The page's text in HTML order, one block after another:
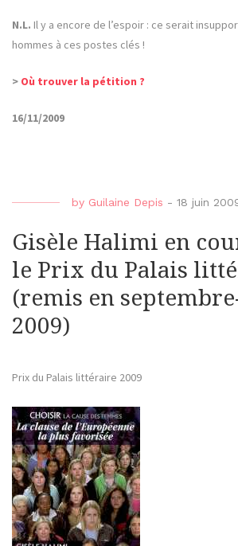
N.L. Il y a encore de l’espoir : ce serait
hommes à ces postes clés !
> Où trouver la pétition ?
16/11/2009
by Guilaine Depis - 18 juin
Gisèle Halimi en
le Prix du Palais
(remis en
2009)
Prix du Palais littéraire 2009